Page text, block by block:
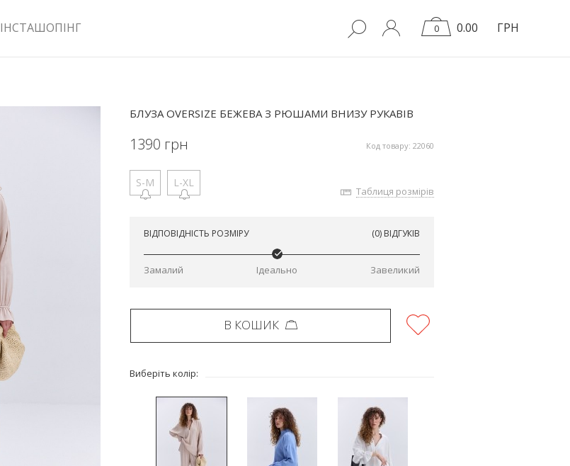
ІНСТАШОПІНГ 0 0.00 ГРН
БЛУЗА OVERSIZE БЕЖЕВА З РЮШАМИ ВНИЗУ РУКАВІВ
1390 грн Код товару: 22060
S-M L-XL
Таблиця розмірів
ВІДПОВІДНІСТЬ РОЗМІРУ
(0) ВІДГУКІВ
Замалий Ідеально Завеликий
В КОШИК
Виберіть колір: